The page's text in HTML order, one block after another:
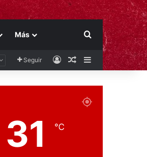
Más Buscar por
Seguir AccesoPublicación al
Barra lateral
31 ℃